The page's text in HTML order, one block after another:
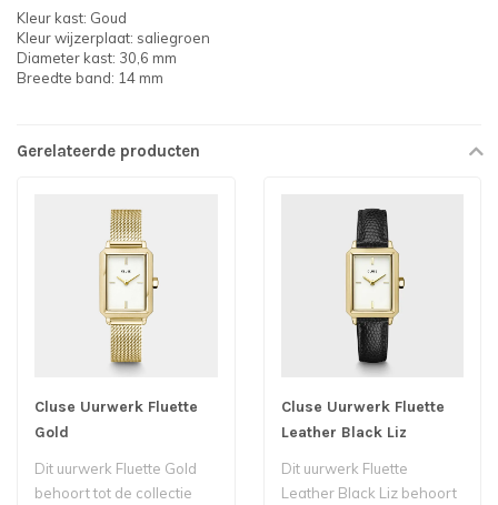
Kleur kast: Goud
Kleur wijzerplaat: saliegroen
Diameter kast: 30,6 mm
Breedte band: 14 mm
Gerelateerde producten
Cluse Uurwerk Fluette
Gold
Dit uurwerk Fluette Gold
behoort tot de collectie
Cluse Uurwerk Fluette
Leather Black Liz
Dit uurwerk Fluette
Leather Black Liz behoort